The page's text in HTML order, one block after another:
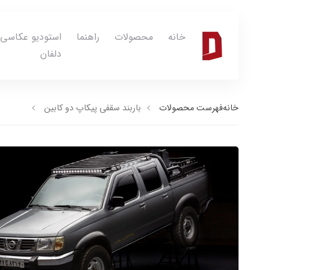
خانه محصولات راهنما
استودیو عکاسی
دلفان
خانهفهرست محصولات باربند سقفی پیکاپ دو کابین